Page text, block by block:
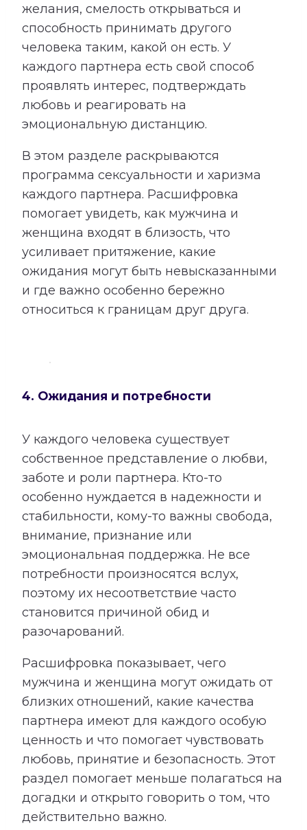
желания, смелость открываться и
способность принимать другого
человека таким, какой он есть. У
каждого партнера есть свой способ
проявлять интерес, подтверждать
любовь и реагировать на
эмоциональную дистанцию.
В этом разделе раскрываются
программа сексуальности и харизма
каждого партнера. Расшифровка
помогает увидеть, как мужчина и
женщина входят в близость, что
усиливает притяжение, какие
ожидания могут быть невысказанными
и где важно особенно бережно
относиться к границам друг друга.
4. Ожидания и потребности
У каждого человека существует
собственное представление о любви,
заботе и роли партнера. Кто-то
особенно нуждается в надежности и
стабильности, кому-то важны свобода,
внимание, признание или
эмоциональная поддержка. Не все
потребности произносятся вслух,
поэтому их несоответствие часто
становится причиной обид и
разочарований.
Расшифровка показывает, чего
мужчина и женщина могут ожидать от
близких отношений, какие качества
партнера имеют для каждого особую
ценность и что помогает чувствовать
любовь, принятие и безопасность. Этот
раздел помогает меньше полагаться на
догадки и открыто говорить о том, что
действительно важно.